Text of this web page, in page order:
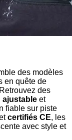
des modèles
en quête de
des
ajustable et
fiable sur piste
certifiés CE, les
avec style et